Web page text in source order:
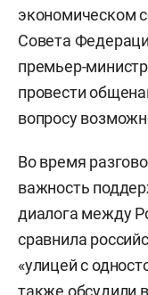
экономическом
Совета
премьер-
провести
вопросу
Во время
важность
диалога между
сравнила
«улицей с